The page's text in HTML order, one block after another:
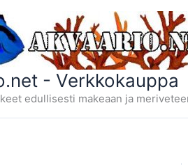
- Verkkokauppa
edullisesti makeaan ja